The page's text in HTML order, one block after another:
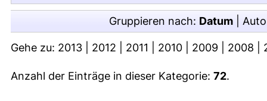
Gruppieren nach: Datum
Gehe zu: 2013 2012 2011 2010 2009 2008
Anzahl der Einträge in dieser Kategorie: 72.